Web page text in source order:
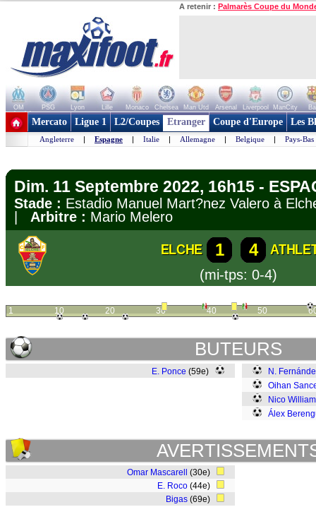
A retenir : Palmarès Coupe du
OM PSG Lyon Lille Monaco Chelsea Man Utd Arsenal Liverpool ManCity
+ de clubs
Mercato Ligue 1 L2/Coupes Etranger Coupe d'Europe Les
Angleterre | Espagne | Italie | Allemagne | Belgique | Pays-Bas
Dim. 11 Septembre 2022, 16h15 -
Stade : Estadio Manuel Mart?nez Valero à
Arbitre : Mario Melero
ELCHE 1 4
(mi-tps: 0-4)
1 10 20 30 40 50
BUTEURS
E. Ponce (59e)
N.
Oihan
Nico
Álex
Omar Mascarell
(30e)
E. Roco (44e)
Bigas (69e)